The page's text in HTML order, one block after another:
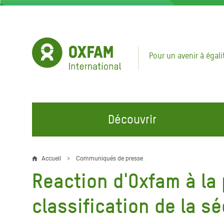
Aller
Pour un avenir à
Découvrir
NOS DOMAINES D'ACTION
Eau et Assainissement
Alimentation, Climat et
Ressources Naturelles
au
Crise
REJOINDRE NOS CAMPAGNES
Climate Justice
Hands Off Our Spaces
d'Ariane
Accueil Communiqués de presse
Reaction d'Oxfam à
classification de la